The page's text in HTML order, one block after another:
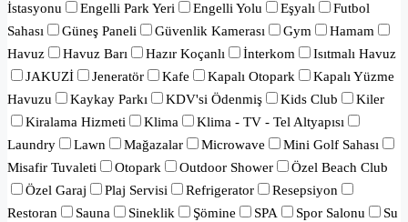
İstasyonu
Engelli Park Yeri Engelli Yolu Eşyalı
Futbol
Sahası
Güneş Paneli Güvenlik Kamerası Gym
Hamam
Havuz
Havuz Barı Hazır Koçanlı İnterkom
Isıtmalı Havuz
JAKUZİ
Jeneratör Kafe Kapalı Otopark
Kapalı Yüzme
Havuzu
Kaykay Parkı KDV'si Ödenmiş Kids Club
Kiler
Kiralama Hizmeti
Klima
Klima - TV - Tel Altyapısı
Laundry
Lawn Mağazalar Microwave
Mini Golf Sahası
Misafir Tuvaleti
Otopark Outdoor Shower
Özel Beach Club
Özel Garaj
Plaj Servisi Refrigerator
Resepsiyon
Restoran
Sauna Sineklik Şömine SPA Spor Salonu
Su